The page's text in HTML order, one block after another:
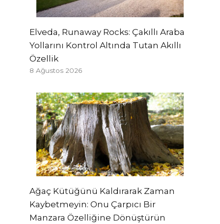
Elveda, Runaway Rocks: Çakıllı Araba
Yollarını Kontrol Altında Tutan Akıllı
Özellik
8 Ağustos 2026
Ağaç Kütüğünü Kaldırarak Zaman
Kaybetmeyin: Onu Çarpıcı Bir
Manzara Özelliğine Dönüştürün